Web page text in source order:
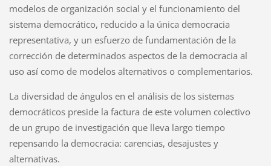
modelos de organización social y el funcionamiento del
sistema democrático, reducido a la única democracia
representativa, y un esfuerzo de fundamentación de la
corrección de determinados aspectos de la democracia al
uso así como de modelos alternativos o complementarios.
La diversidad de ángulos en el análisis de los sistemas
democráticos preside la factura de este volumen colectivo
de un grupo de investigación que lleva largo tiempo
repensando la democracia: carencias, desajustes y
alternativas.